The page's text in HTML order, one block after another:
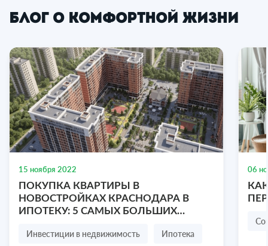
2-к. квартира, 54,5 м², 8/9 эт.
Парковая улица, 2, посёлок городского типа
Молодёжное, Симферопольский район,
Республика Крым
2-комнатная
142 697₽ / м2
Блог о комфортной жизни
15 ноября 2022
ПОКУПКА КВАРТИРЫ В
НОВОСТРОЙКАХ КРАСНОДАРА В
ИПОТЕКУ: 5 САМЫХ БОЛЬШИХ
Инвестиции в недвижимость
Ипотека
06